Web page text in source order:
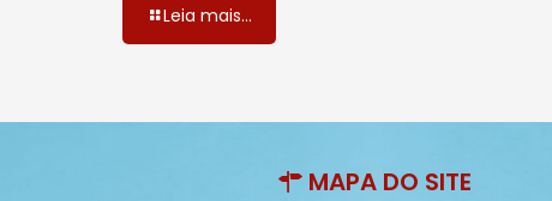
Leia mais...
MAPA DO SITE